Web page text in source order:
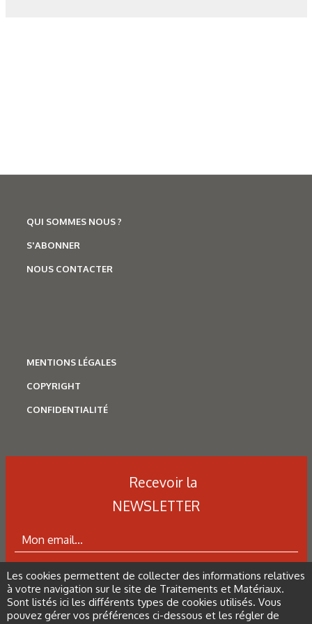
de titane : revue des principales
techniques d’analyse
N°500 - Mai / Juin 2026
Traitements thermiques
Les aciers pour trempe
superficielle
QUI SOMMES NOUS ?
S'ABONNER
NOUS CONTACTER
MENTIONS LÉGALES
COPYRIGHT
CONFIDENTIALITÉ
Recevoir la
NEWSLETTER
ABONNEZ-VOUS À LA NEWSLETTER
Les cookies permettent de collecter des informations relatives
à votre navigation sur le site de Traitements et Matériaux.
Sont listés ici les différents types de cookies utilisés. Vous
pouvez gérer vos préférences ci-dessous et les régler de